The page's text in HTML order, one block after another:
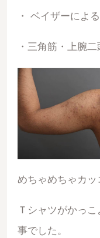
・ ベイザーによ
・三角筋・上腕
めちゃめちゃカッ
Ｔシャツがかっ
事でした。